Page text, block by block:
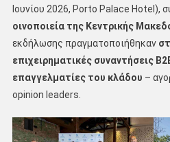
Ιουνίου 2026, Porto Palace Hotel),
οινοποιεία της Κεντρικής
εκδήλωσης πραγματοποιήθηκαν
επιχειρηματικές συναντήσεις
επαγγελματίες του κλάδου –
opinion leaders.